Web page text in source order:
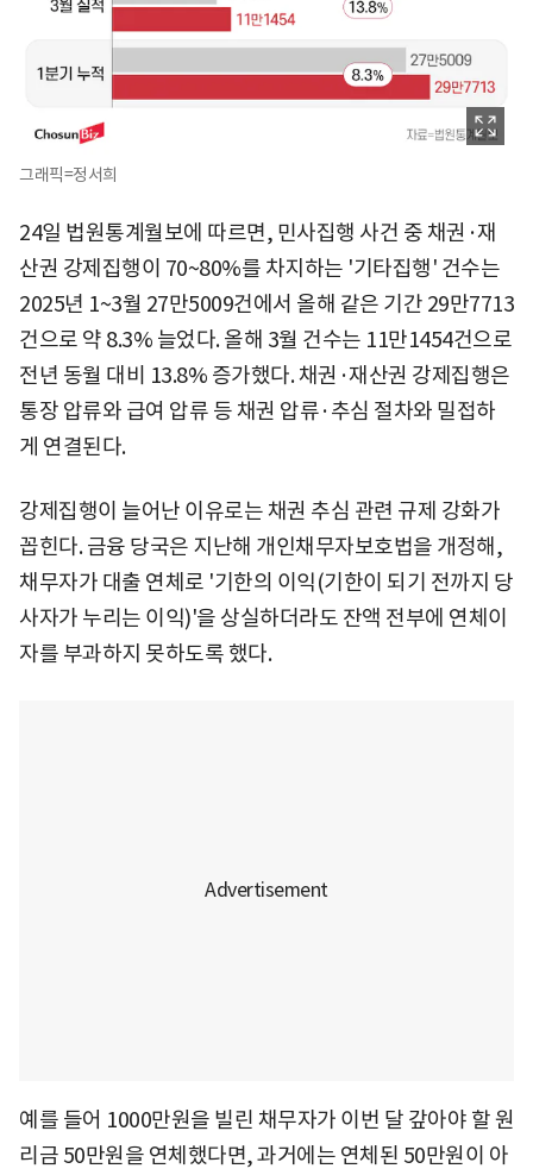
그래픽=정서희
24일 법원통계월보에 따르면, 민사집행 사건 중 채권·재
산권 강제집행이 70~80%를 차지하는 '기타집행' 건수는
2025년 1~3월 27만5009건에서 올해 같은 기간 29만7713
건으로 약 8.3% 늘었다. 올해 3월 건수는 11만1454건으로
전년 동월 대비 13.8% 증가했다. 채권·재산권 강제집행은
통장 압류와 급여 압류 등 채권 압류·추심 절차와 밀접하
게 연결된다.
강제집행이 늘어난 이유로는 채권 추심 관련 규제 강화가
꼽힌다. 금융 당국은 지난해 개인채무자보호법을 개정해,
채무자가 대출 연체로 '기한의 이익(기한이 되기 전까지 당
사자가 누리는 이익)'을 상실하더라도 잔액 전부에 연체이
자를 부과하지 못하도록 했다.
예를 들어 1000만원을 빌린 채무자가 이번 달 갚아야 할 원
리금 50만원을 연체했다면, 과거에는 연체된 50만원이 아